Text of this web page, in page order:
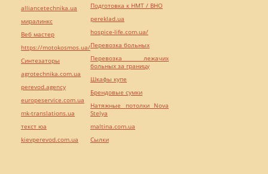
alliancetechnika.ua
миралинкс
Веб мастер
https://motokosmos.ua/
Синтезаторы
agrotechnika.com.ua
perevod.agency
europeservice.com.ua
mk-translations.ua
текст юа
kievperevod.com.ua
Подготовка к НМТ / ВНО
pereklad.ua
hospice-life.com.ua/
Перевозка больных
Перевозка лежачих
больных за границу
Шкафы купе
Брендовые сумки
Натяжные потолки Nova
Stelya
maltina.com.ua
Cылки